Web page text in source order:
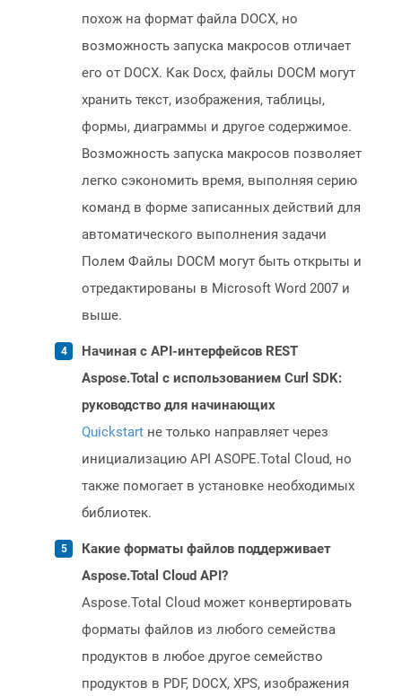
похож на формат файла DOCX, но
возможность запуска макросов отличает
его от DOCX. Как Docx, файлы DOCM могут
хранить текст, изображения, таблицы,
формы, диаграммы и другое содержимое.
Возможность запуска макросов позволяет
легко сэкономить время, выполняя серию
команд в форме записанных действий для
автоматического выполнения задачи
Полем Файлы DOCM могут быть открыты и
отредактированы в Microsoft Word 2007 и
выше.
Начиная с API-интерфейсов REST
Aspose.Total с использованием Curl SDK:
руководство для начинающих
Quickstart не только направляет через
инициализацию API ASOPE.Total Cloud, но
также помогает в установке необходимых
библиотек.
Какие форматы файлов поддерживает
Aspose.Total Cloud API?
Aspose.Total Cloud может конвертировать
форматы файлов из любого семейства
продуктов в любое другое семейство
продуктов в PDF, DOCX, XPS, изображения